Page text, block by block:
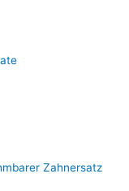
Zahnersatz